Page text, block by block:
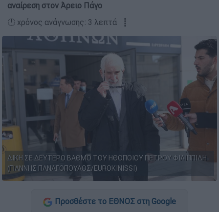
αναίρεση στον Άρειο Πάγο
🕛 χρόνος ανάγνωσης: 3 λεπτά ┋
ΔΙΚΗ ΣΕ ΔΕΥΤΕΡΟ ΒΑΘΜΟ ΤΟΥ ΗΘΟΠΟΙΟΥ ΠΕΤΡΟΥ ΦΙΛΙΠΠΙΔΗ
(ΓΙΑΝΝΗΣ ΠΑΝΑΓΟΠΟΥΛΟΣ/EUROKINISSI)
Προσθέστε το ΕΘΝΟΣ στη Google